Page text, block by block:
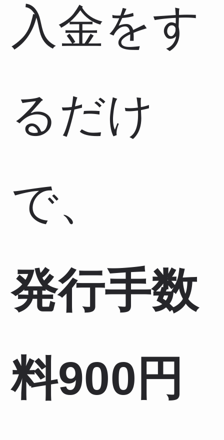
入金をす
るだけ
で、
発行手数
料900円